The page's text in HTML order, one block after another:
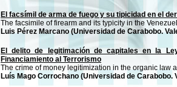
El facsímil de arma de fuego y su tipicidad en el
The facsimile of firearm and its typicity in the
Luis Pérez Marcano (Universidad de Carabobo.
El delito de legitimación de capitales en la
Financiamiento al Terrorismo
The crime of money legitimization in the organic law
Luís Mago Corrochano (Universidad de Carabobo.